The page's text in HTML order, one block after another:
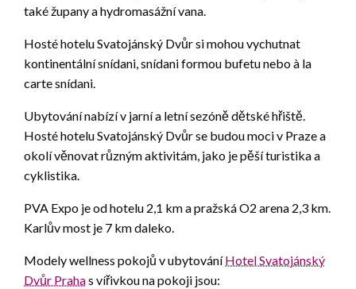
také župany a hydromasážní vana.
Hosté hotelu Svatojánský Dvůr si mohou vychutnat
kontinentální snídani, snídani formou bufetu nebo à la
carte snídani.
Ubytování nabízí v jarní a letní sezóně dětské hřiště.
Hosté hotelu Svatojánský Dvůr se budou moci v Praze a
okolí věnovat různým aktivitám, jako je pěší turistika a
cyklistika.
PVA Expo je od hotelu 2,1 km a pražská O2 arena 2,3 km.
Karlův most je 7 km daleko.
Modely wellness pokojů v ubytováníHotel Svatojánský
Dvůr Prahas vířivkou na pokoji jsou: